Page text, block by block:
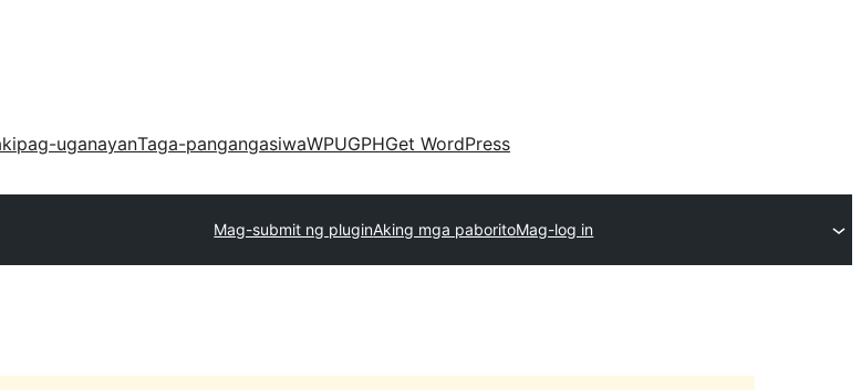
uganayanTaga-pangangasiwaWPUGPHGet WordPress
Mag-submit ng pluginAking mga paboritoMag-log in